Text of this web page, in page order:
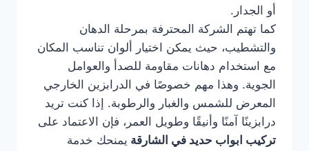
أو الجدار.
كما تهتم الشركة المحترفة بمرحلة الدهان
والتشطيب، حيث يمكن اختيار ألوان تناسب المكان
مع استخدام دهانات مقاومة للصدأ والعوامل
الجوية. وهذا مهم خصوصًا في الدرابزين الخارجي
المعرض للشمس والغبار والرطوبة. إذا كنت تريد
درابزينًا آمنًا وأنيقًا وطويل العمر، فإن الاعتماد على
تركيب ابواب حديد في الشارقة يمنحك خدمة